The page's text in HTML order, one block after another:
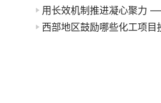
西部地区鼓励哪些化工项